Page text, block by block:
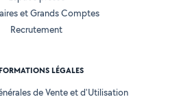
et Grands Comptes
Recrutement
LÉGALES
de Vente et d'Utilisation